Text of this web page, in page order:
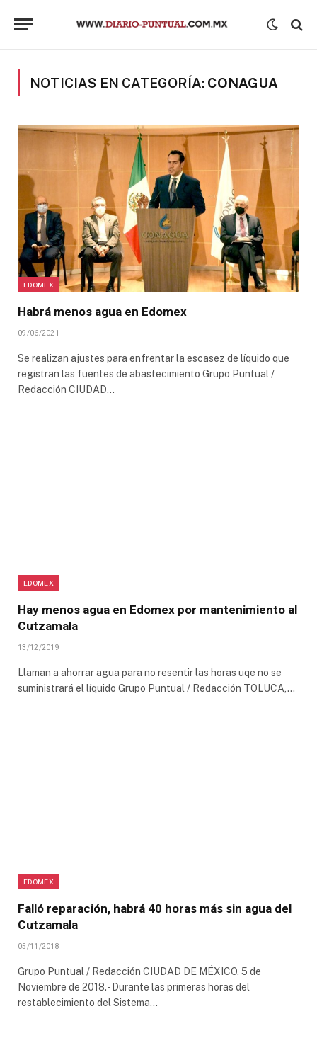
NOTICIAS EN CATEGORÍA: CONAGUA
EDOMEX
Habrá menos agua en Edomex
09/06/2021
Se realizan ajustes para enfrentar la escasez de líquido que
registran las fuentes de abastecimiento Grupo Puntual /
Redacción CIUDAD…
EDOMEX
Hay menos agua en Edomex por mantenimiento al
Cutzamala
13/12/2019
Llaman a ahorrar agua para no resentir las horas uqe no se
suministrará el líquido Grupo Puntual / Redacción TOLUCA,…
EDOMEX
Falló reparación, habrá 40 horas más sin agua del
Cutzamala
05/11/2018
Grupo Puntual / Redacción CIUDAD DE MÉXICO, 5 de
Noviembre de 2018.- Durante las primeras horas del
restablecimiento del Sistema…